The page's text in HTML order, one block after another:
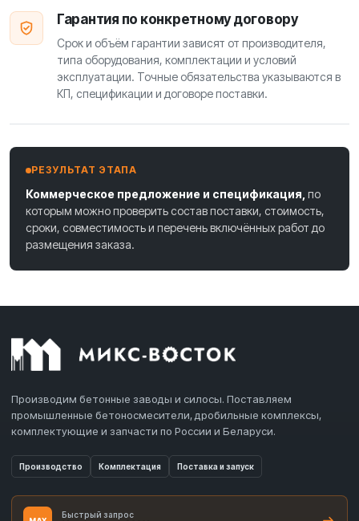
Гарантия по конкретному договору
Срок и объём гарантии зависят от производителя,
типа оборудования, комплектации и условий
эксплуатации. Точные обязательства указываются в
КП, спецификации и договоре поставки.
РЕЗУЛЬТАТ ЭТАПА
Коммерческое предложение и спецификация, по
которым можно проверить состав поставки, стоимость,
сроки, совместимость и перечень включённых работ до
размещения заказа.
Производим бетонные заводы и силосы. Поставляем
промышленные бетоносмесители, дробильные комплексы,
комплектующие и запчасти по России и Беларуси.
Производство Комплектация Поставка и запуск
Быстрый запрос